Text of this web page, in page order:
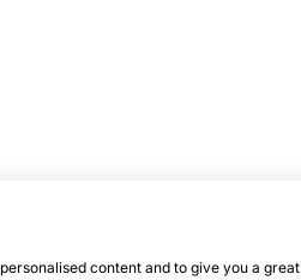
content and to give you a great